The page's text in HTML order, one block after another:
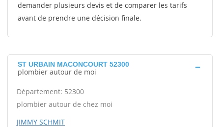
demander plusieurs devis et de comparer les tarifs
avant de prendre une décision finale.
ST URBAIN MACONCOURT 52300
plombier autour de moi
Département: 52300
plombier autour de chez moi
JIMMY SCHMIT